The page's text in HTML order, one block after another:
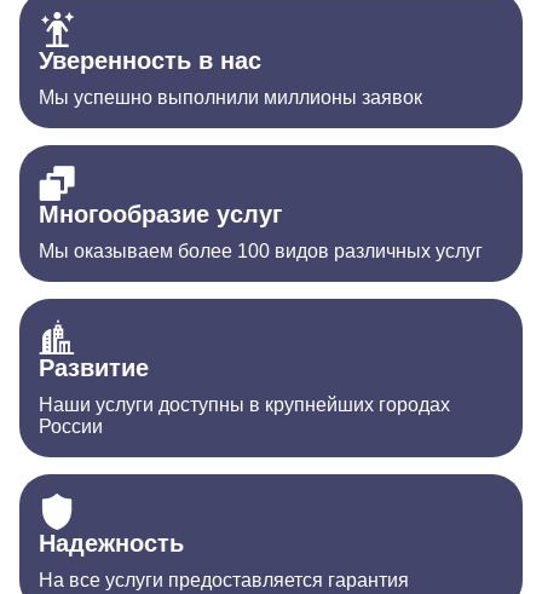
Уверенность в нас
Мы успешно выполнили миллионы заявок
Многообразие услуг
Мы оказываем более 100 видов различных услуг
Развитие
Наши услуги доступны в крупнейших городах
России
Надежность
На все услуги предоставляется гарантия